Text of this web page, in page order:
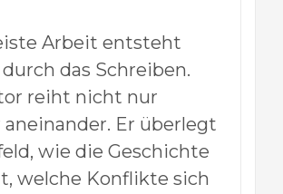
Arbeit entsteht
das Schreiben.
reiht nicht nur
Er überlegt
wie die Geschichte
welche Konflikte sich